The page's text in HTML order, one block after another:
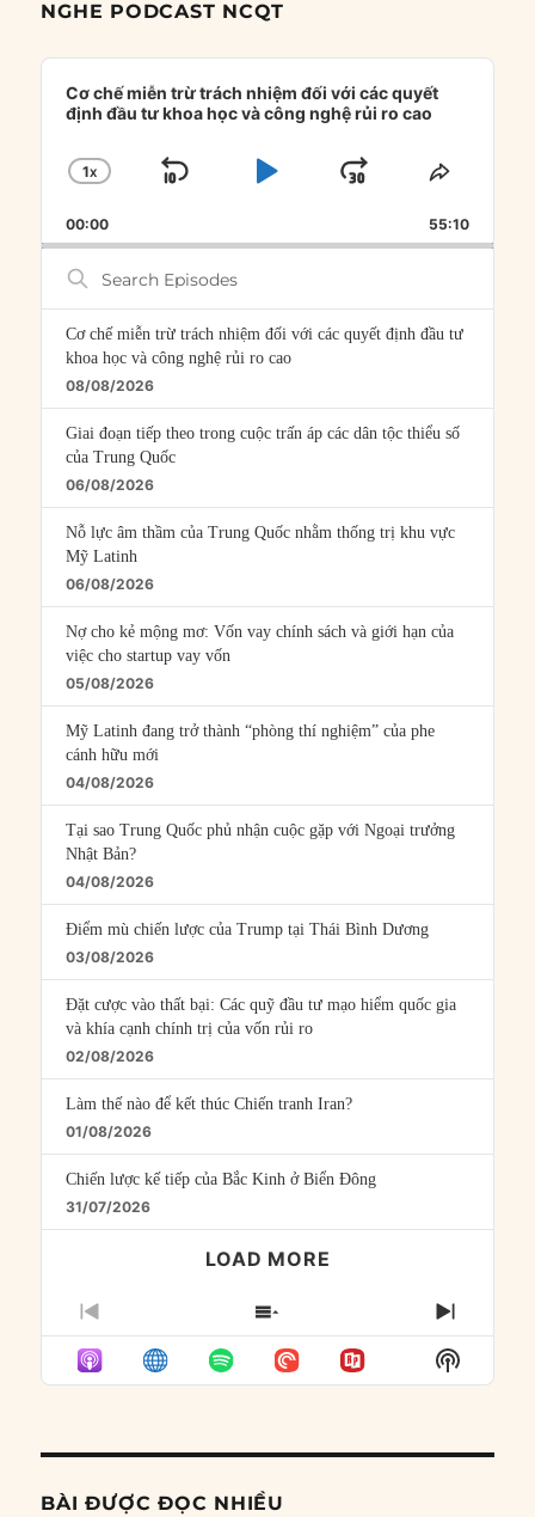
NGHE PODCAST NCQT
Audio
Player
Cơ chế miễn trừ trách nhiệm đối với các quyết
định đầu tư khoa học và công nghệ rủi ro cao
CHANGE
RATE
1X
SKIP
PLAYJUMP
FORWARD
SHARE
00:00 55:10
Search
Episodes
Cơ chế miễn trừ trách nhiệm đối với các quyết định đầu tư
khoa học và công nghệ rủi ro cao
08/08/2026
Giai đoạn tiếp theo trong cuộc trấn áp các dân tộc thiểu số
của Trung Quốc
06/08/2026
Nỗ lực âm thầm của Trung Quốc nhằm thống trị khu vực
Mỹ Latinh
06/08/2026
Nợ cho kẻ mộng mơ: Vốn vay chính sách và giới hạn của
việc cho startup vay vốn
05/08/2026
Mỹ Latinh đang trở thành “phòng thí nghiệm” của phe
cánh hữu mới
04/08/2026
Tại sao Trung Quốc phủ nhận cuộc gặp với Ngoại trưởng
Nhật Bản?
04/08/2026
Điểm mù chiến lược của Trump tại Thái Bình Dương
03/08/2026
Đặt cược vào thất bại: Các quỹ đầu tư mạo hiểm quốc gia
và khía cạnh chính trị của vốn rủi ro
02/08/2026
Làm thế nào để kết thúc Chiến tranh Iran?
01/08/2026
Chiến lược kế tiếp của Bắc Kinh ở Biển Đông
31/07/2026
LOAD MORE
PREVIOUS
EPISODE
SHOW
EPISODES
LIST
NEXT
Show
Podcast
BÀI ĐƯỢC ĐỌC NHIỀU